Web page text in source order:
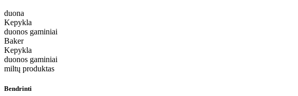
duona
Kepykla
duonos gaminiai
Baker
Kepykla
duonos gaminiai
miltų produktas
Bendrinti